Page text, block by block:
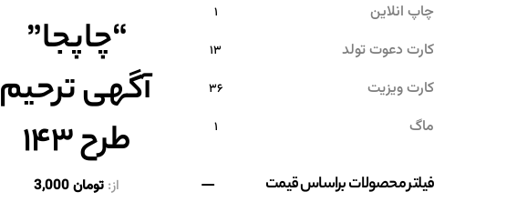
“چاپجا”
آگهی ترحیم
طرح ۱۴۳
از: تومان3,000
چاپ انلاین ۱
کارت دعوت تولد ۱۳
کارت ویزیت ۳۶
ماگ ۱
۷۴
فیلتر محصولات براساس قیمت